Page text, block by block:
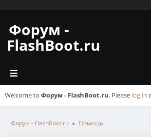
Форум -
FlashBoot.ru
Welcome to Форум - FlashBoot.ru. Please log in
Форум - FlashBoot.ru ► Помощь